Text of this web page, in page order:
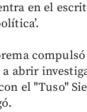
en el
abrir
el "Tuso"